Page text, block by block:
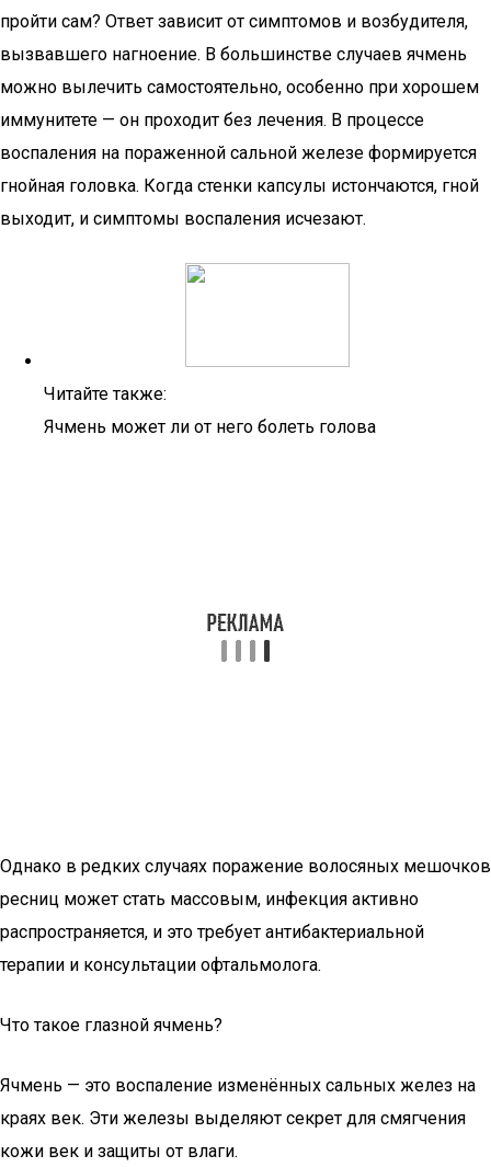
пройти сам? Ответ зависит от симптомов и возбудителя,
вызвавшего нагноение. В большинстве случаев ячмень
можно вылечить самостоятельно, особенно при хорошем
иммунитете — он проходит без лечения. В процессе
воспаления на пораженной сальной железе формируется
гнойная головка. Когда стенки капсулы истончаются, гной
выходит, и симптомы воспаления исчезают.
Читайте также:
Ячмень может ли от него болеть голова
Однако в редких случаях поражение волосяных мешочков
ресниц может стать массовым, инфекция активно
распространяется, и это требует антибактериальной
терапии и консультации офтальмолога.
Что такое глазной ячмень?
Ячмень — это воспаление изменённых сальных желез на
краях век. Эти железы выделяют секрет для смягчения
кожи век и защиты от влаги.